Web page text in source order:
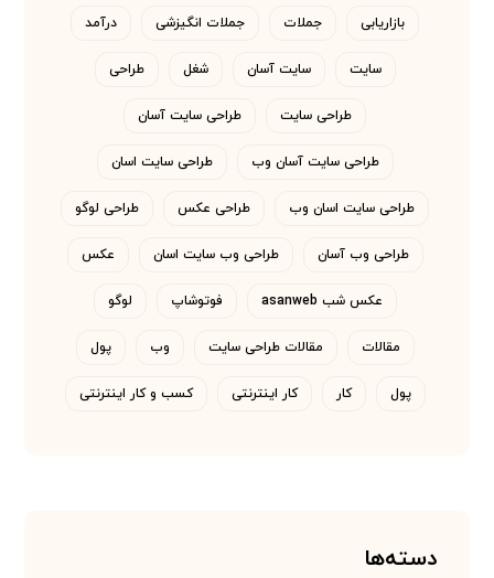
بازاریابی جملات جملات انگیزشی درآمد
سایت سایت آسان شغل طراحی
طراحی سایت طراحی سایت آسان
طراحی سایت آسان وب طراحی سایت اسان
طراحی سایت اسان وب طراحی عکس طراحی لوگو
طراحی وب آسان طراحی وب سایت اسان عکس
عکس شب asanweb فوتوشاپ لوگو
مقالات مقالات طراحی سایت وب پول
پول کار کار اینترنتی کسب و کار اینترنتی
دسته‌ها